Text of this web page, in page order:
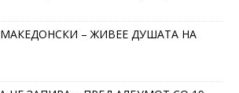
– ЖИВЕЕ ДУШАТА НА